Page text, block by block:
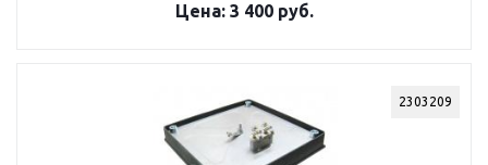
3 400 руб.
2303209